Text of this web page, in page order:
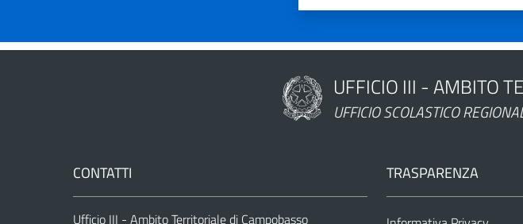
Nome dell'amministrazione
UFFICIO III - AMBITO
UFFICIO SCOLASTICO
CONTATTI
Ufficio III - Ambito Territoriale di Campobasso
TRASPARENZA